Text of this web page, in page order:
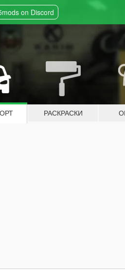
on Discord
РАСКРАСКИ